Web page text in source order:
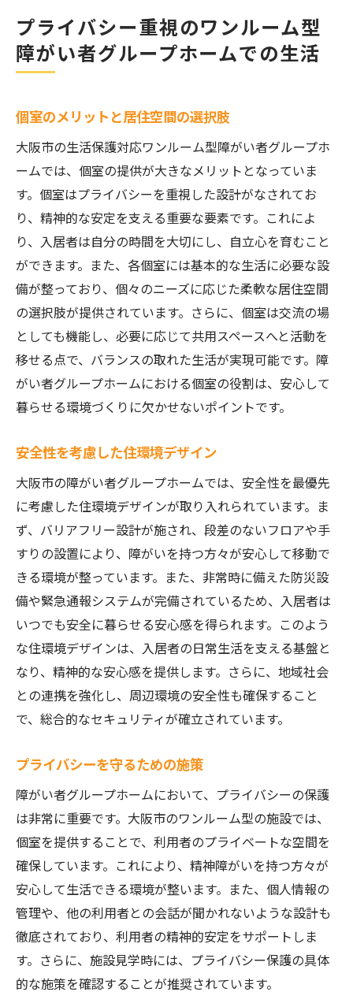
プライバシー重視のワンルーム型
障がい者グループホームでの生活
個室のメリットと居住空間の選択肢
大阪市の生活保護対応ワンルーム型障がい者グループホ
ームでは、個室の提供が大きなメリットとなっていま
す。個室はプライバシーを重視した設計がなされてお
り、精神的な安定を支える重要な要素です。これによ
り、入居者は自分の時間を大切にし、自立心を育むこと
ができます。また、各個室には基本的な生活に必要な設
備が整っており、個々のニーズに応じた柔軟な居住空間
の選択肢が提供されています。さらに、個室は交流の場
としても機能し、必要に応じて共用スペースへと活動を
移せる点で、バランスの取れた生活が実現可能です。障
がい者グループホームにおける個室の役割は、安心して
暮らせる環境づくりに欠かせないポイントです。
安全性を考慮した住環境デザイン
大阪市の障がい者グループホームでは、安全性を最優先
に考慮した住環境デザインが取り入れられています。ま
ず、バリアフリー設計が施され、段差のないフロアや手
すりの設置により、障がいを持つ方々が安心して移動で
きる環境が整っています。また、非常時に備えた防災設
備や緊急通報システムが完備されているため、入居者は
いつでも安全に暮らせる安心感を得られます。このよう
な住環境デザインは、入居者の日常生活を支える基盤と
なり、精神的な安心感を提供します。さらに、地域社会
との連携を強化し、周辺環境の安全性も確保すること
で、総合的なセキュリティが確立されています。
プライバシーを守るための施策
障がい者グループホームにおいて、プライバシーの保護
は非常に重要です。大阪市のワンルーム型の施設では、
個室を提供することで、利用者のプライベートな空間を
確保しています。これにより、精神障がいを持つ方々が
安心して生活できる環境が整います。また、個人情報の
管理や、他の利用者との会話が聞かれないような設計も
徹底されており、利用者の精神的安定をサポートしま
す。さらに、施設見学時には、プライバシー保護の具体
的な施策を確認することが推奨されています。